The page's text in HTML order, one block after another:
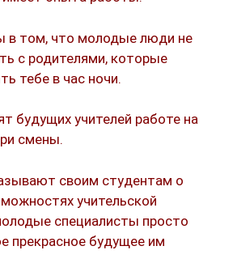
в том, что молодые люди не
с родителями, которые
тебе в час ночи.
будущих учителей работе на
смены.
своим студентам о
учительской
специалисты просто
прекрасное будущее им